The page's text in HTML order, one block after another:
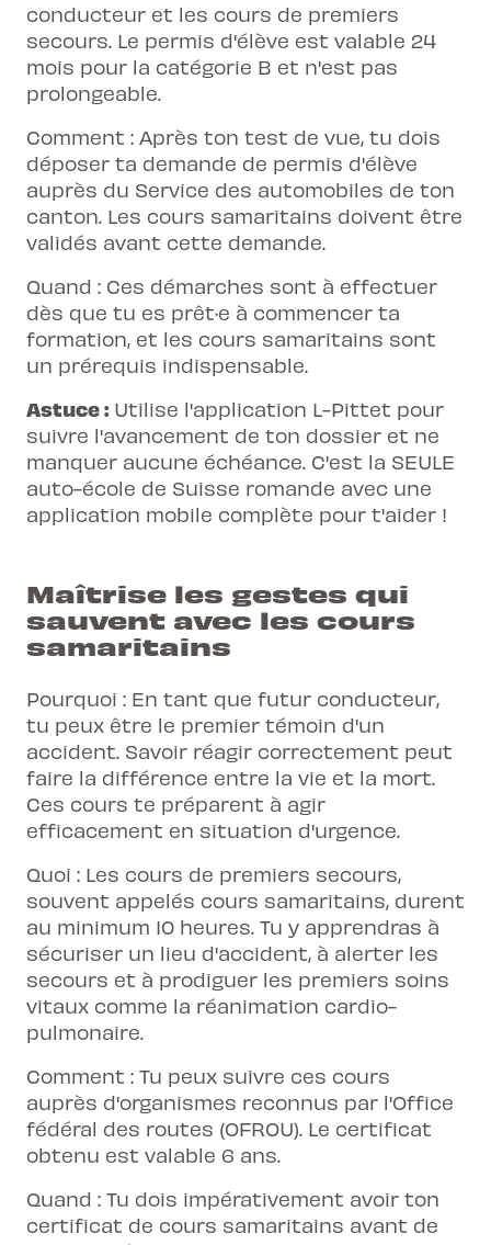
conducteur et les cours de premiers
secours. Le permis d'élève est valable 24
mois pour la catégorie B et n'est pas
prolongeable.
Comment : Après ton test de vue, tu dois
déposer ta demande de permis d'élève
auprès du Service des automobiles de ton
canton. Les cours samaritains doivent être
validés avant cette demande.
Quand : Ces démarches sont à effectuer
dès que tu es prêt·e à commencer ta
formation, et les cours samaritains sont
un prérequis indispensable.
Astuce : Utilise l'application L-Pittet pour
suivre l'avancement de ton dossier et ne
manquer aucune échéance. C'est la SEULE
auto-école de Suisse romande avec une
application mobile complète pour t'aider !
Maîtrise les gestes qui
sauvent avec les cours
samaritains
Pourquoi : En tant que futur conducteur,
tu peux être le premier témoin d'un
accident. Savoir réagir correctement peut
faire la différence entre la vie et la mort.
Ces cours te préparent à agir
efficacement en situation d'urgence.
Quoi : Les cours de premiers secours,
souvent appelés cours samaritains, durent
au minimum 10 heures. Tu y apprendras à
sécuriser un lieu d'accident, à alerter les
secours et à prodiguer les premiers soins
vitaux comme la réanimation cardio-
pulmonaire.
Comment : Tu peux suivre ces cours
auprès d'organismes reconnus par l'Office
fédéral des routes (OFROU). Le certificat
obtenu est valable 6 ans.
Quand : Tu dois impérativement avoir ton
certificat de cours samaritains avant de